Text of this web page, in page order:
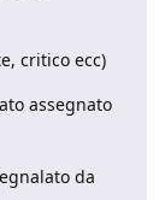
critico ecc)
assegnato
da